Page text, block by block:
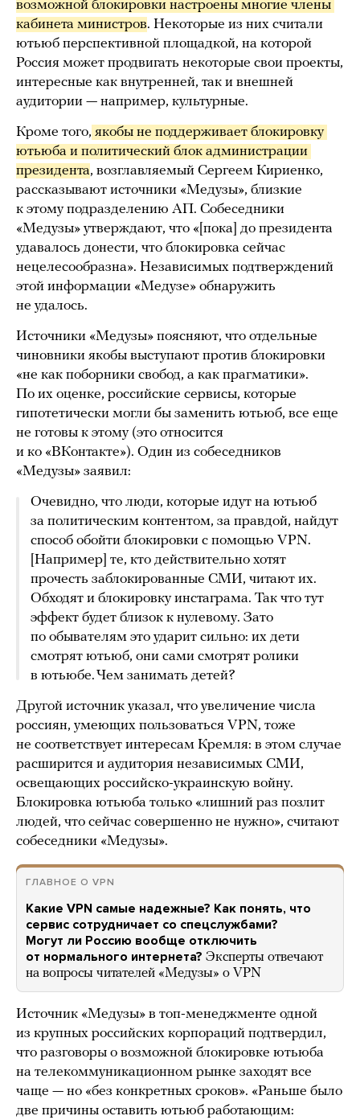
возможной блокировки настроены многие члены
кабинета министров. Некоторые из них считали
ютьюб перспективной площадкой, на которой
Россия может продвигать некоторые свои проекты,
интересные как внутренней, так и внешней
аудитории — например, культурные.
Кроме того, якобы не поддерживает блокировку
ютьюба и политический блок администрации
президента, возглавляемый Сергеем Кириенко,
рассказывают источники «Медузы», близкие
к этому подразделению АП. Собеседники
«Медузы» утверждают, что «[пока] до президента
удавалось донести, что блокировка сейчас
нецелесообразна». Независимых подтверждений
этой информации «Медузе» обнаружить
не удалось.
Источники «Медузы» поясняют, что отдельные
чиновники якобы выступают против блокировки
«не как поборники свобод, а как прагматики».
По их оценке, российские сервисы, которые
гипотетически могли бы заменить ютьюб, все еще
не готовы к этому (это относится
и ко «ВКонтакте»). Один из собеседников
«Медузы» заявил:
Очевидно, что люди, которые идут на ютьюб
за политическим контентом, за правдой, найдут
способ обойти блокировки с помощью VPN.
[Например] те, кто действительно хотят
прочесть заблокированные СМИ, читают их.
Обходят и блокировку инстаграма. Так что тут
эффект будет близок к нулевому. Зато
по обывателям это ударит сильно: их дети
смотрят ютьюб, они сами смотрят ролики
в ютьюбе. Чем занимать детей?
Другой источник указал, что увеличение числа
россиян, умеющих пользоваться VPN, тоже
не соответствует интересам Кремля: в этом случае
расширится и аудитория независимых СМИ,
освещающих российско-украинскую войну.
Блокировка ютьюба только «лишний раз позлит
людей, что сейчас совершенно не нужно», считают
собеседники «Медузы».
ГЛАВНОЕ О VPN
Какие VPN самые надежные? Как понять, что
сервис сотрудничает со спецслужбами?
Могут ли Россию вообще отключить
от нормального интернета? Эксперты отвечают
на вопросы читателей «Медузы» o VPN
Источник «Медузы» в топ-менеджменте одной
из крупных российских корпораций подтвердил,
что разговоры о возможной блокировке ютьюба
на телекоммуникационном рынке заходят все
чаще — но «без конкретных сроков». «Раньше было
две причины оставить ютьюб работающим: